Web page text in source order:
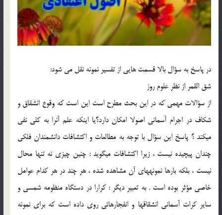
در پاسخ به سؤال بالا قسمت هايي از تفسير نمونه نقل مي شود:
شق القمر از نظر علوم روز
از سؤالات مهمي كه در اين بحث مطرح است اين است كه وقوع انشقاق و
شكاف در اجرام آسماني اصولا امكان دارد؟يا اينكه علم آنرا به كلي نفي
مي‏كند ؟ پاسخ اين سؤال با توجه به مطالعات و اكتشافات دانشمندان فلكي
چندان پيچيده نيست ، زيرا اكتشافات مي‏گويد : چنين چيزي نه تنها محال
نيست ، بلكه بارها نمونه‏هاي آن مشاهده شده ، هر چند در هر كدام عوامل
خاصي مؤثر بوده است . به تعبير ديگر : كرارا در دستگاه منظومه شمسي و
ساير كرات آسماني انشقاقها و انفجارهائي روي داده است كه براي نمونه